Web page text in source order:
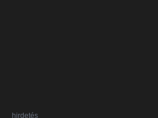
hirdetés